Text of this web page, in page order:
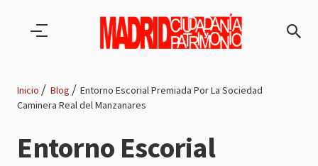
de
Inicio Blog
Entorno Escorial Premiada Por La Sociedad
Caminera Real del Manzanares
Entorno Escorial